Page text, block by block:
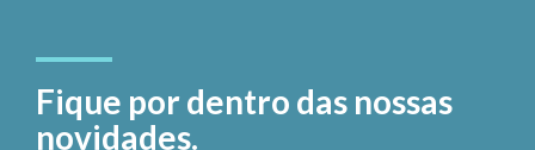
Fique por dentro das nossas
novidades.